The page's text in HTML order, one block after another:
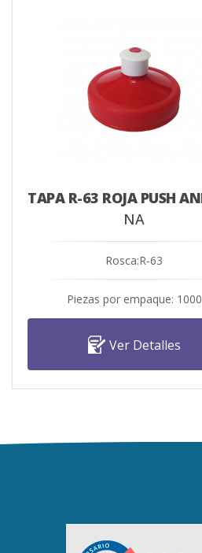
NA
Rosca:R-63
Piezas por empaque: 1000
Ver Detalles